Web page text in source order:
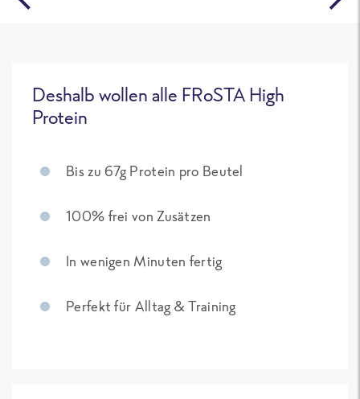
Deshalb wollen alle FRoSTA High
Protein
Bis zu 67g Protein pro Beutel
100% frei von Zusätzen
In wenigen Minuten fertig
Perfekt für Alltag & Training